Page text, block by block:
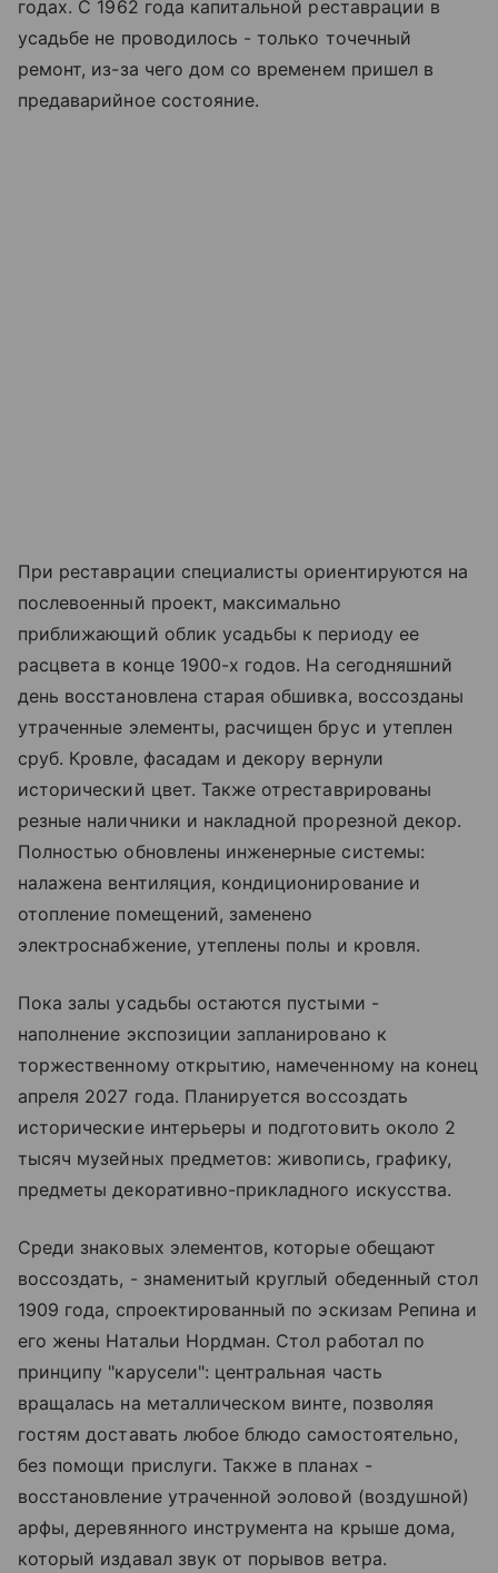
годах. С 1962 года капитальной реставрации в
усадьбе не проводилось - только точечный
ремонт, из-за чего дом со временем пришел в
предаварийное состояние.
При реставрации специалисты ориентируются на
послевоенный проект, максимально
приближающий облик усадьбы к периоду ее
расцвета в конце 1900-х годов. На сегодняшний
день восстановлена старая обшивка, воссозданы
утраченные элементы, расчищен брус и утеплен
сруб. Кровле, фасадам и декору вернули
исторический цвет. Также отреставрированы
резные наличники и накладной прорезной декор.
Полностью обновлены инженерные системы:
налажена вентиляция, кондиционирование и
отопление помещений, заменено
электроснабжение, утеплены полы и кровля.
Пока залы усадьбы остаются пустыми -
наполнение экспозиции запланировано к
торжественному открытию, намеченному на конец
апреля 2027 года. Планируется воссоздать
исторические интерьеры и подготовить около 2
тысяч музейных предметов: живопись, графику,
предметы декоративно-прикладного искусства.
Среди знаковых элементов, которые обещают
воссоздать, - знаменитый круглый обеденный стол
1909 года, спроектированный по эскизам Репина и
его жены Натальи Нордман. Стол работал по
принципу "карусели": центральная часть
вращалась на металлическом винте, позволяя
гостям доставать любое блюдо самостоятельно,
без помощи прислуги. Также в планах -
восстановление утраченной эоловой (воздушной)
арфы, деревянного инструмента на крыше дома,
который издавал звук от порывов ветра.